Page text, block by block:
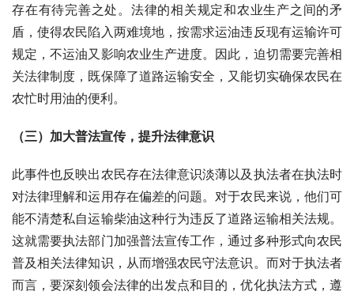
存在有待完善之处。法律的相关规定和农业生产之间的矛
盾，使得农民陷入两难境地，按需求运油违反现有运输许可
规定，不运油又影响农业生产进度。因此，迫切需要完善相
关法律制度，既保障了道路运输安全，又能切实确保农民在
农忙时用油的便利。
（三）加大普法宣传，提升法律意识
此事件也反映出农民存在法律意识淡薄以及执法者在执法时
对法律理解和运用存在偏差的问题。对于农民来说，他们可
能不清楚私自运输柴油这种行为违反了道路运输相关法规。
这就需要执法部门加强普法宣传工作，通过多种形式向农民
普及相关法律知识，从而增强农民守法意识。而对于执法者
而言，要深刻领会法律的出发点和目的，优化执法方式，遵